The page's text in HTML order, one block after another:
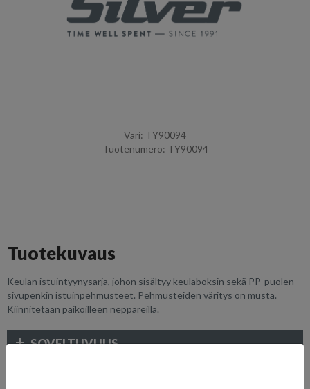
Väri: TY90094
Tuotenumero: TY90094
Tuotekuvaus
Keulan istuintyynysarja, johon sisältyy keulaboksin sekä PP-puolen
sivupenkin istuinpehmusteet. Pehmusteiden väritys on musta.
Kiinnitetään paikoilleen neppareilla.
SOVELTUVUUS